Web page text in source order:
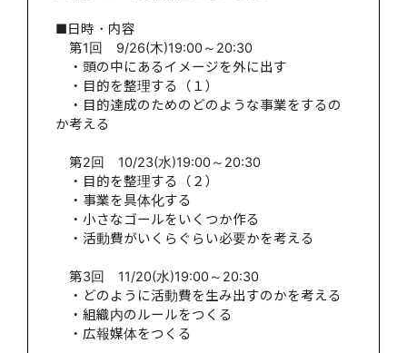
■日時・内容
第1回 9/26(木)19:00～20:30
・頭の中にあるイメージを外に出す
・目的を整理する（１）
・目的達成のためのどのような事業をするの
か考える
第2回 10/23(水)19:00～20:30
・目的を整理する（２）
・事業を具体化する
・小さなゴールをいくつか作る
・活動費がいくらぐらい必要かを考える
第3回 11/20(水)19:00～20:30
・どのように活動費を生み出すのかを考える
・組織内のルールをつくる
・広報媒体をつくる